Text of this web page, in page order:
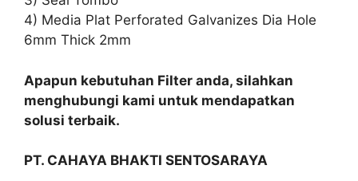
4) Media Plat Perforated Galvanizes Dia Hole
6mm Thick 2mm
Apapun kebutuhan Filter anda, silahkan
menghubungi kami untuk mendapatkan
solusi terbaik.
PT. CAHAYA BHAKTI SENTOSARAYA